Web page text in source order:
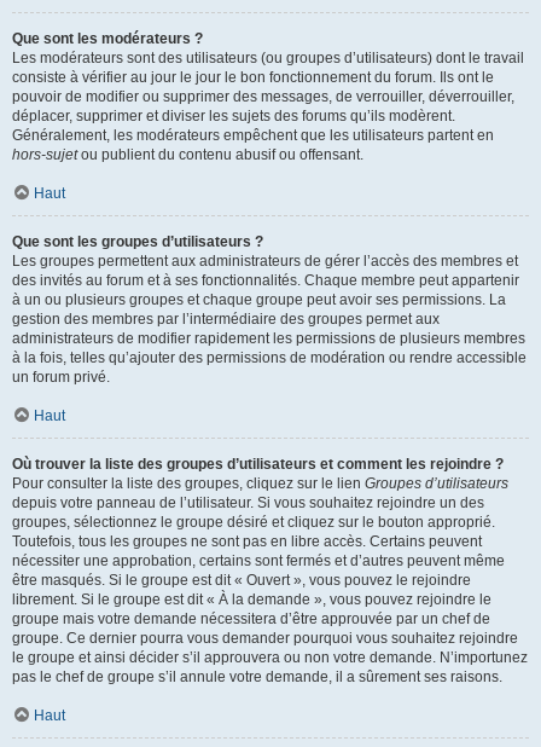
Que sont les modérateurs ?
Les modérateurs sont des utilisateurs (ou groupes d’utilisateurs) dont le travail
consiste à vérifier au jour le jour le bon fonctionnement du forum. Ils ont le
pouvoir de modifier ou supprimer des messages, de verrouiller, déverrouiller,
déplacer, supprimer et diviser les sujets des forums qu’ils modèrent.
Généralement, les modérateurs empêchent que les utilisateurs partent en
hors-sujetou publient du contenu abusif ou offensant.
Haut
Que sont les groupes d’utilisateurs ?
Les groupes permettent aux administrateurs de gérer l’accès des membres et
des invités au forum et à ses fonctionnalités. Chaque membre peut appartenir
à un ou plusieurs groupes et chaque groupe peut avoir ses permissions. La
gestion des membres par l’intermédiaire des groupes permet aux
administrateurs de modifier rapidement les permissions de plusieurs membres
à la fois, telles qu’ajouter des permissions de modération ou rendre accessible
un forum privé.
Haut
Où trouver la liste des groupes d’utilisateurs et comment les rejoindre ?
Pour consulter la liste des groupes, cliquez sur le lien Groupes d’utilisateurs
depuis votre panneau de l’utilisateur. Si vous souhaitez rejoindre un des
groupes, sélectionnez le groupe désiré et cliquez sur le bouton approprié.
Toutefois, tous les groupes ne sont pas en libre accès. Certains peuvent
nécessiter une approbation, certains sont fermés et d’autres peuvent même
être masqués. Si le groupe est dit « Ouvert », vous pouvez le rejoindre
librement. Si le groupe est dit « À la demande », vous pouvez rejoindre le
groupe mais votre demande nécessitera d’être approuvée par un chef de
groupe. Ce dernier pourra vous demander pourquoi vous souhaitez rejoindre
le groupe et ainsi décider s’il approuvera ou non votre demande. N’importunez
pas le chef de groupe s’il annule votre demande, il a sûrement ses raisons.
Haut